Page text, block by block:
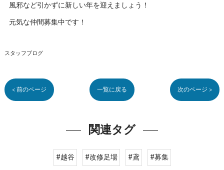
風邪など引かずに新しい年を迎えましょう！
元気な仲間募集中です！
スタッフブログ
< 前のページ 一覧に戻る 次のページ >
関連タグ
#越谷 #改修足場 #鳶 #募集